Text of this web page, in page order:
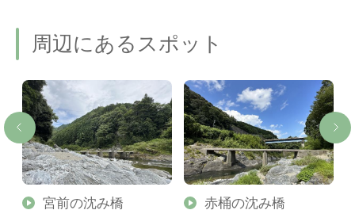
周辺にあるスポット
宮前の沈み橋 赤桶の沈み橋